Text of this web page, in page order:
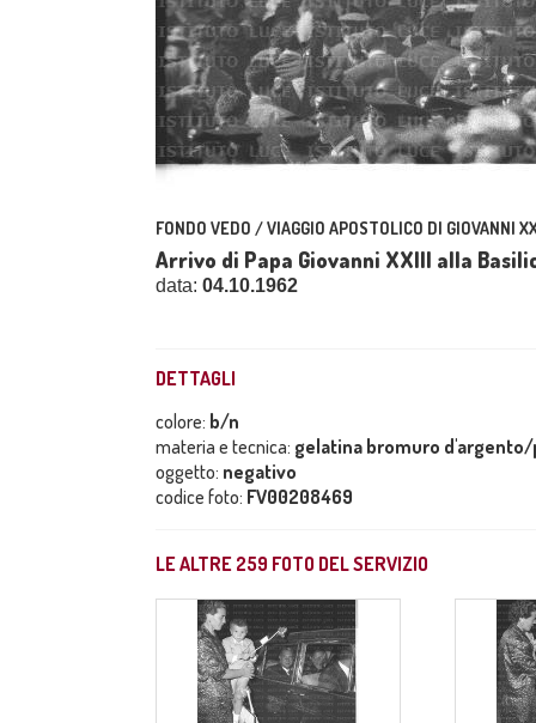
FONDO VEDO / VIAGGIO APOSTOLICO DI GIOVANNI
Arrivo di Papa Giovanni XXIII alla
data: 04.10.1962
DETTAGLI
colore: b/n
materia e tecnica: gelatina bromuro
oggetto: negativo
codice foto: FV00208469
LE ALTRE 259 FOTO DEL SERVIZIO